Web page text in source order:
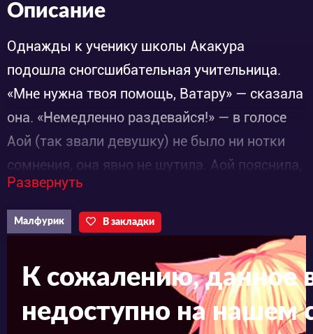
Описание
Однажды к ученику школы Акакура
подошла сногсшибательная учительница.
«Мне нужна твоя помощь, Ватару» — сказала
она. «Немедленно раздевайся!» — в голосе
Аой (так звали девушку) не было ни нотки
сомнения, она явно не шутила. Аой пояснила,
что на самом деле она — секретный агент
организации «Колыбель». Они уже некоторое
время воюют с другой организацией «4D», и
без содействия Ватару им не победить. Чем
им может помочь обычный школьник? Все
очень просто! Сначала ему нужно
Развернуть
Малфурик В закладки
К сожалению, данное
недоступно на нашем